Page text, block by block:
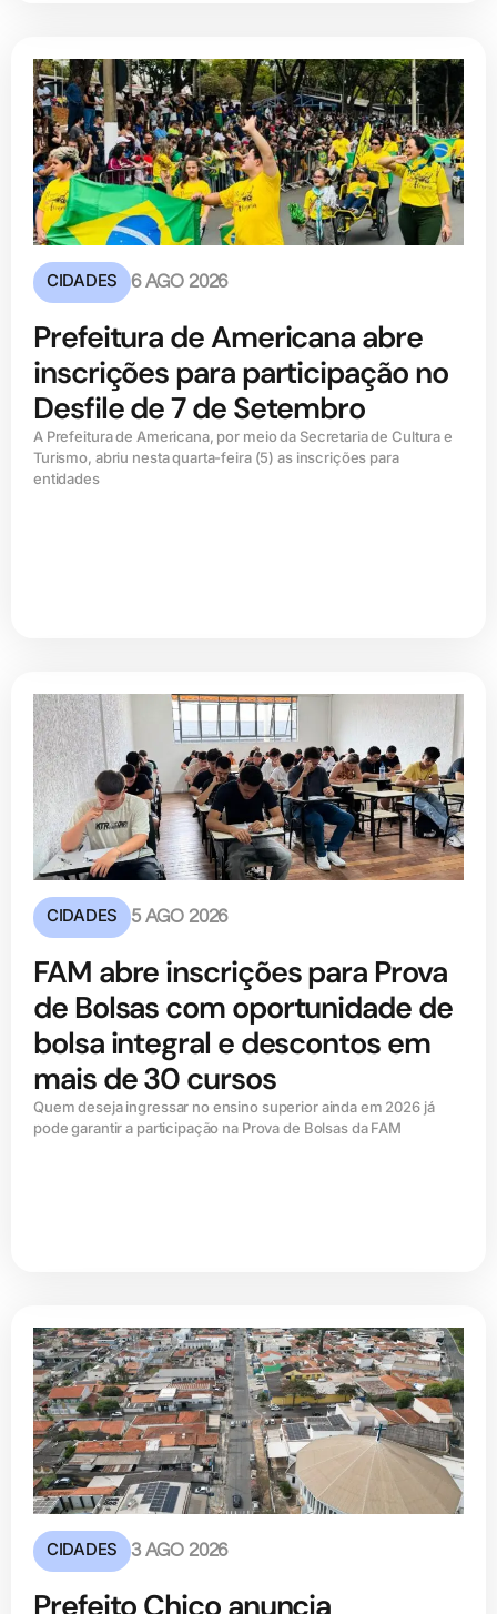
CIDADES 6 AGO 2026
Prefeitura de Americana abre
inscrições para participação no
Desfile de 7 de Setembro
A Prefeitura de Americana, por meio da Secretaria de Cultura e
Turismo, abriu nesta quarta-feira (5) as inscrições para
entidades
CIDADES 5 AGO 2026
FAM abre inscrições para Prova
de Bolsas com oportunidade de
bolsa integral e descontos em
mais de 30 cursos
Quem deseja ingressar no ensino superior ainda em 2026 já
pode garantir a participação na Prova de Bolsas da FAM
CIDADES 3 AGO 2026
Prefeito Chico anuncia